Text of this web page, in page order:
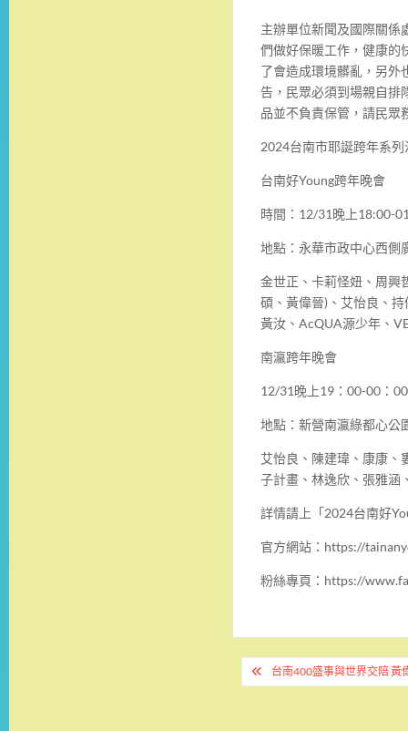
主辦單位新聞及國際關係
們做好保暖工作，健康的
了會造成環境髒亂，另外
告，民眾必須到場親自排
品並不負責保管，請民眾
2024台南市耶誕跨年系
台南好Young跨年晚會
時間：12/31晚上18:00-
地點：永華市政中心西側
金世正、卡莉怪妞、周興
碩、黃偉晉)、艾怡良、
黃汝、AcQUA源少年、
南瀛跨年晚會
12/31晚上19：00-00：00
地點：新營南瀛綠都心公
艾怡良、陳建瑋、康康、
子計畫、林逸欣、張雅涵
詳情請上「2024台南好
官方網站：https://
粉絲專頁：https://
文
章
台南400盛事與世界交陪 黃